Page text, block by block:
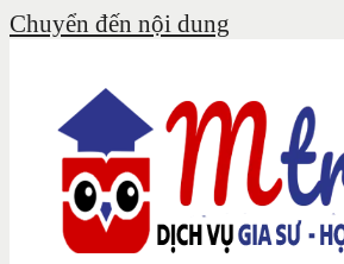
Chuyển đến nội dung